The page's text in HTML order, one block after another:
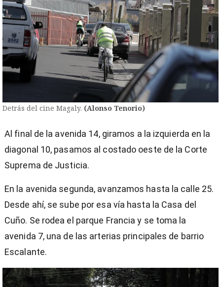
Detrás del cine Magaly. (Alonso Tenorio)
Al final de la avenida 14, giramos a la izquierda en la
diagonal 10, pasamos al costado oeste de la Corte
Suprema de Justicia.
En la avenida segunda, avanzamos hasta la calle 25.
Desde ahí, se sube por esa vía hasta la Casa del
Cuño. Se rodea el parque Francia y se toma la
avenida 7, una de las arterias principales de barrio
Escalante.